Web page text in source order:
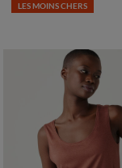
LES MOINS CHERS